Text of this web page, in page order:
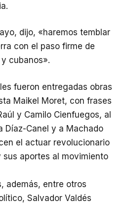
dijo, «haremos temblar
con el paso firme de
cubanos».
fueron entregadas obras
Maikel Moret, con frases
y Camilo Cienfuegos, al
Díaz-Canel y a Machado
el actuar revolucionario
aportes al movimiento
además, entre otros
Salvador Valdés